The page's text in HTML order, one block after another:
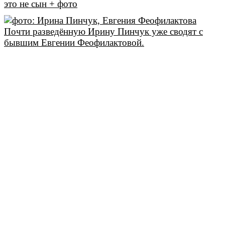
это не сын + фото
Почти разведённую Ирину Пинчук уже сводят с
бывшим Евгении Феофилактовой.